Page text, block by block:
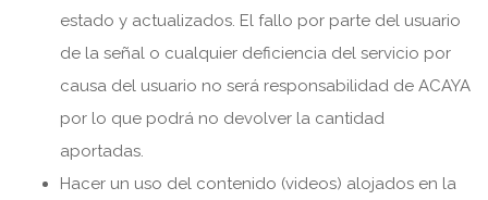
estado y actualizados. El fallo por parte del usuario
de la señal o cualquier deficiencia del servicio por
causa del usuario no será responsabilidad de ACAYA
por lo que podrá no devolver la cantidad
aportadas.
Hacer un uso del contenido (videos) alojados en la